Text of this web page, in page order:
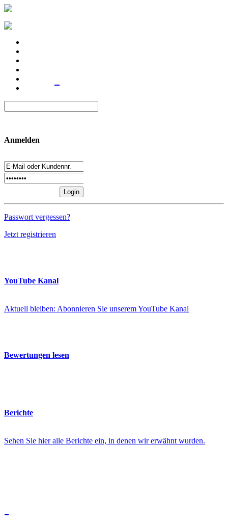
Anmelden
Passwort vergessen?
Jetzt registrieren
YouTube Kanal
Aktuell bleiben: Abonnieren Sie unserem YouTube Kanal
Bewertungen lesen
Berichte
Sehen Sie hier alle Berichte ein, in denen wir erwähnt wurden.